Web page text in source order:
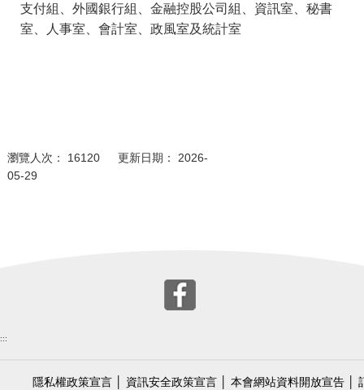
支付組、外國銀行組、金融控股公司組、資訊室、秘書
室、人事室、會計室、政風室及統計室
瀏覽人次： 16120 更新日期： 2026-
05-29
:::
隱私權政策宣言 資訊安全政策宣言 本會網站資料開放宣告